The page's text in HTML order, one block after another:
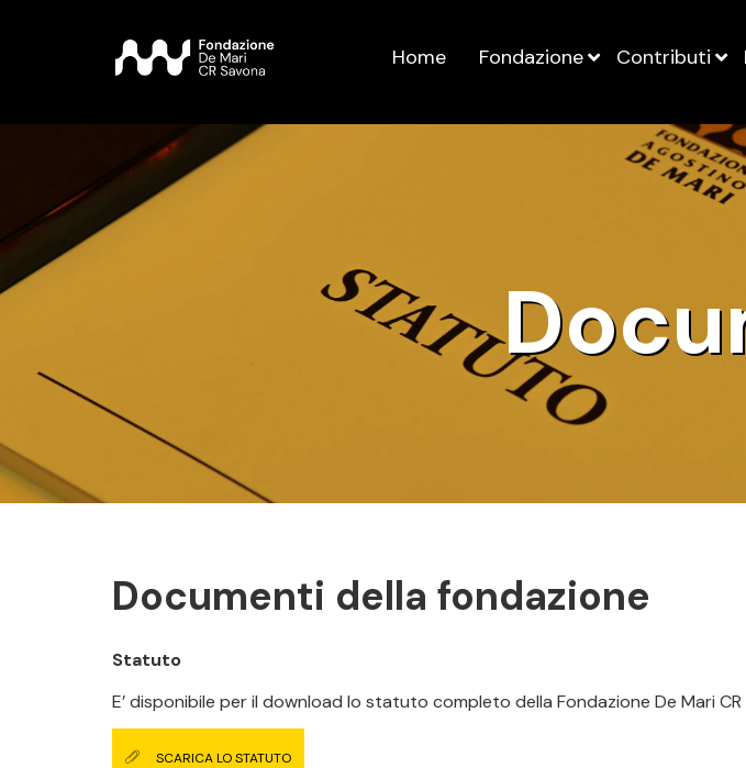
Home Fondazione Contributi
Documenti della fondazione
Statuto
E’ disponibile per il download lo statuto completo della Fondazione De Mari CR
SCARICA LO STATUTO